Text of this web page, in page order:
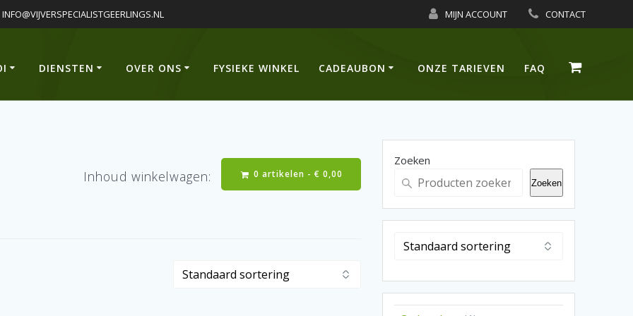
INFO@VIJVERSPECIALISTGEERLINGS.NL MIJN ACCOUNT CONTACT
DIENSTEN OVER ONS FYSIEKE WINKEL CADEAUBON ONZE TARIEVEN FAQ
Inhoud winkelwagen: 0 artikelen -€ 0,00
Zoeken
Zoeken